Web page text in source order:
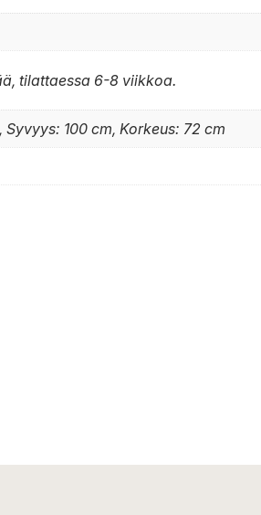
tilattaessa 6-8 viikkoa.
100 cm, Korkeus: 72 cm